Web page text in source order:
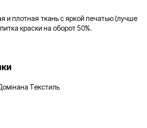
и плотная ткань с яркой печатью (лучше
краски на оборот 50%.
Текстиль